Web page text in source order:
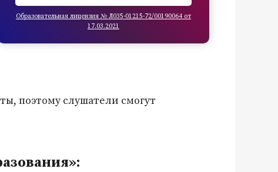
Образовательная лицензия № Л035-01215-72/00190064 от
17.03.2021
поэтому слушатели смогут